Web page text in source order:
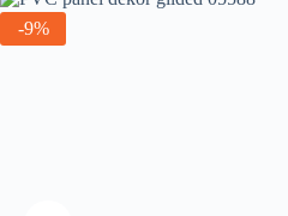
Građevinski materijali
-9%